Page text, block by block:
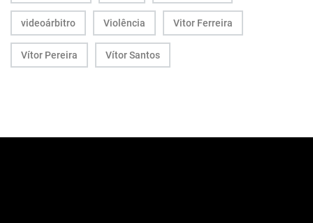
videoárbitro Violência Vitor Ferreira
Vítor Pereira Vítor Santos